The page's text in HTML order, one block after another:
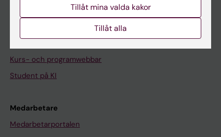
Kurs- och programwebbar
Student på KI
Medarbetare
Medarbetarportalen
Tillåt mina valda kakor
Tillåt alla